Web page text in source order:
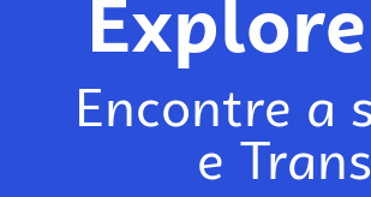
Explore
Encontre a
e